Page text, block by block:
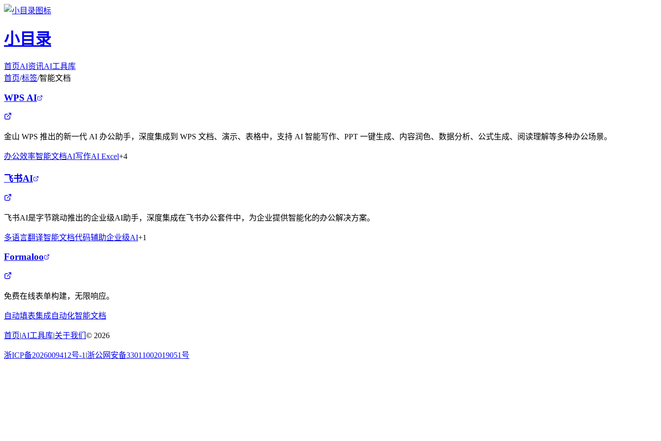
小目录
首页AI资讯AI工具库
首页/标签/智能文档
WPS AI
金山 WPS 推出的新一代 AI 办公助手，深度集成到 WPS 文档、演示、表格中，支持 AI 智能写作、PPT 一键生成、内容润色、数据分析、公式生成、阅读理解等多种办公场景。
办公效率智能文档AI写作AI Excel+4
飞书AI
飞书AI是字节跳动推出的企业级AI助手，深度集成在飞书办公套件中，为企业提供智能化的办公解决方案。
多语言翻译智能文档代码辅助企业级AI+1
Formaloo
免费在线表单构建，无限响应。
自动填表集成自动化智能文档
首页|AI工具库|关于我们 © 2026
浙ICP备2026009412号-1 |浙公网安备33011002019051号